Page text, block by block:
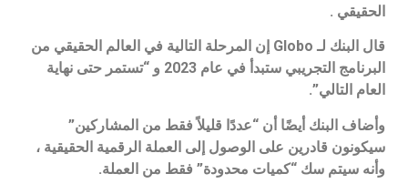
الحقيقي .
قال البنك لـ Globo إن المرحلة التالية في العالم الحقيقي من
البرنامج التجريبي ستبدأ في عام 2023 و “تستمر حتى نهاية
العام التالي”.
وأضاف البنك أيضًا أن “عددًا قليلاً فقط من المشاركين”
سيكونون قادرين على الوصول إلى العملة الرقمية الحقيقية ،
وأنه سيتم سك “كميات محدودة” فقط من العملة.